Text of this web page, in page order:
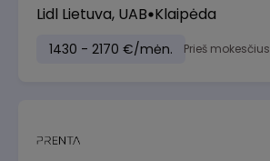
Lidl Lietuva, UAB Klaipėda
1430 - 2170 €/mėn. Prieš mokesčius